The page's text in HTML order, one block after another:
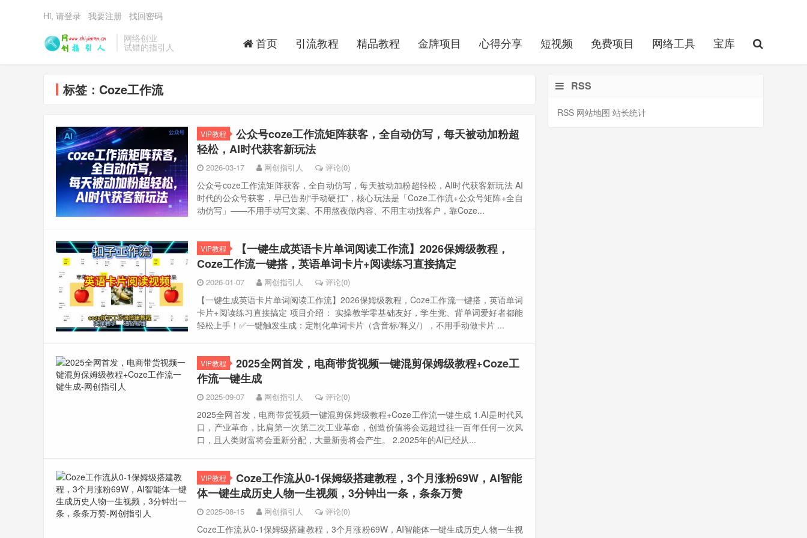
网络创业
试错的指引人 首页 引流教程 精品教程 金牌项目 心得分享 短视频 免费项目 网络工具 宝库
Hi, 请登录 我要注册 找回密码
标签：Coze工作流
VIP教程
公众号coze工作流矩阵获客，全自动仿写，每天被动加粉超
轻松，AI时代获客新玩法
2026-03-17 网创指引人 评论(0)
公众号coze工作流矩阵获客，全自动仿写，每天被动加粉超轻松，AI时代获客新玩法 AI
时代的公众号获客，早已告别“手动硬扛”，核心玩法是「Coze工作流+公众号矩阵+全自
动仿写」——不用手动写文案、不用熬夜做内容、不用主动找客户，靠Coze...
VIP教程
【一键生成英语卡片单词阅读工作流】2026保姆级教程，
Coze工作流一键搭，英语单词卡片+阅读练习直接搞定
2026-01-07 网创指引人 评论(0)
【一键生成英语卡片单词阅读工作流】2026保姆级教程，Coze工作流一键搭，英语单词
卡片+阅读练习直接搞定 项目介绍： 实操教学零基础友好，学生党、背单词爱好者都能
轻松上手！✅一键触发生成：定制化单词卡片（含音标/释义/），不用手动做卡片 ...
VIP教程
2025全网首发，电商带货视频一键混剪保姆级教程+Coze工
作流一键生成
2025-09-07 网创指引人 评论(0)
2025全网首发，电商带货视频一键混剪保姆级教程+Coze工作流一键生成 1.AI是时代风
口，产业革命，比肩第一次第二次工业革命，创造价值将会远超过往一百年任何一次风
口，且人类财富将会重新分配，大量新贵将会产生。 2.2025年的AI已经从...
VIP教程
Coze工作流从0-1保姆级搭建教程，3个月涨粉69W，AI智能
体一键生成历史人物一生视频，3分钟出一条，条条万赞
2025-08-15 网创指引人 评论(0)
Coze工作流从0-1保姆级搭建教程，3个月涨粉69W，AI智能体一键生成历史人物一生视
RSS
RSS 网站地图 站长统计